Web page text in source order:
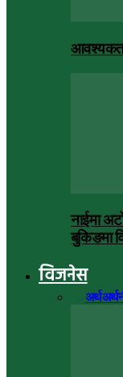
नाईमा
बुकिङमा
विजनेस
अर्थ